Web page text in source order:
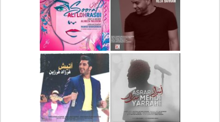
خسروی بنام مونولوگ
قربانی بنام خیال خوش
دانلود آهنگ جدید رضا
بهرام بنام نگار
دانلود آهنگ جدید علی
لهراسبی بنام صورت